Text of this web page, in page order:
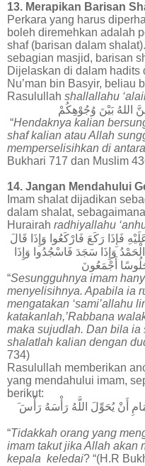
13. Merapikan Barisan
Perkara yang harus
boleh diremehkan adalah
shaf (barisan dalam
sebagian masjid, barisan
Dijelaskan di dalam hadits
Nu’man bin Basyir, beliau
Rasulullah shallallahu
اللهُ بَيْنَ وُجُوْهِكُمْ
“Hendaknya kalian
shaf kalian atau Allah
memperselisihkan di
Bukhari 717 dan Muslim
14. Jangan Mendahului
Imam shalat dijadikan
dalam shalat,
Hurairah radhiyallahu
فَإِذَا رَكَعَ فَارْكَعُوا وَإِذَا قَالَ
الْحَمْدُ وَإِذَا سَجَدَ فَاسْجُدُوا وَإِذَا
أَجْمَعُونَ
“Sesungguhnya imam
menyelisihnya. Apabila ia
mengatakan ‘sami’allahu
katakanlah,’Rabbana
maka sujudlah. Dan bila ia
shalatlah kalian dengan
734)
Rasulullah memberikan
yang mendahului imam,
berikut:
أَنْ يُحَوِّلَ اللَّهُ رَأْسَهُ رَأْسَ
“Tidakkah orang yang
imam takut jika Allah akan
kepala keledai? “(H.R